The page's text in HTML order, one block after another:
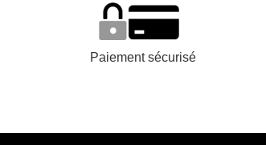
Paiement sécurisé